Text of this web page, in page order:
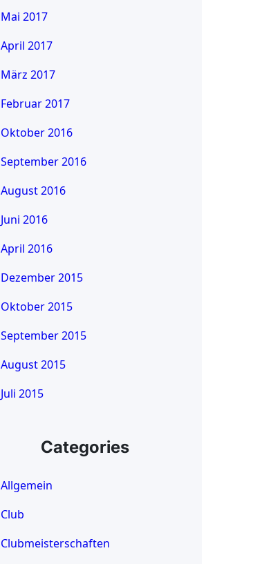
Mai 2017
April 2017
März 2017
Februar 2017
Oktober 2016
September 2016
August 2016
Juni 2016
April 2016
Dezember 2015
Oktober 2015
September 2015
August 2015
Juli 2015
Categories
Allgemein
Club
Clubmeisterschaften